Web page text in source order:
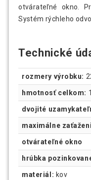
otvárateľné okno.
Systém rýchleho
Technické
rozmery výrobku:
hmotnosť celkom:
dvojité
maximálne
otvárateľné okno
hrúbka
materiál: kov